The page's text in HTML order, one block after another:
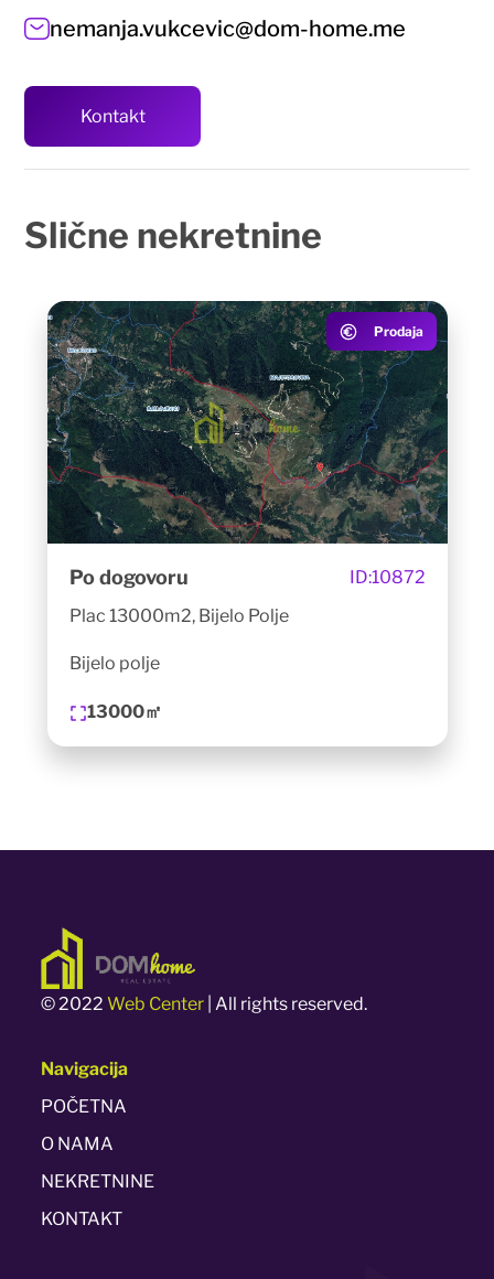
nemanja.vukcevic@dom-home.me
Kontakt
Slične nekretnine
Prodaja
Po dogovoru ID:10872
Plac 13000m2, Bijelo Polje
Bijelo polje
13000㎡
© 2022Web Center | All rights reserved.
Navigacija
POČETNA
O NAMA
NEKRETNINE
KONTAKT